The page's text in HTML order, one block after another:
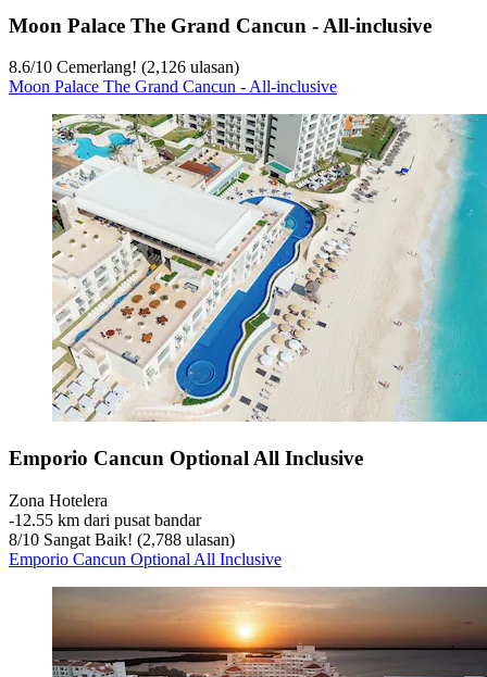
Moon Palace The Grand Cancun - All-inclusive
8.6/10 Cemerlang! (2,126 ulasan)
Moon Palace The Grand Cancun - All-inclusive
Emporio Cancun Optional All Inclusive
Zona Hotelera
‐12.55 km dari pusat bandar
8/10 Sangat Baik! (2,788 ulasan)
Emporio Cancun Optional All Inclusive